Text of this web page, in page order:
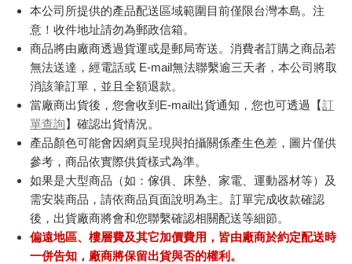
本公司所提供的產品配送區域範圍目前僅限台灣本島。注
意！收件地址請勿為郵政信箱。
商品將由廠商透過貨運或是郵局寄送。消費者訂購之商品若
無法送達，經電話或 E-mail無法聯繫逾三天者，本公司將取
消該筆訂單，並且全額退款。
當廠商出貨後，您會收到E-mail出貨通知，您也可透過【訂
單查詢 】確認出貨情況。
產品顏色可能會因網頁呈現與拍攝關係產生色差，圖片僅供
參考，商品依實際供貨樣式為準。
如果是大型商品（如：傢俱、床墊、家電、運動器材等）及
需安裝商品，請依商品頁面說明為主。訂單完成收款確認
後，出貨廠商將會和您聯繫確認相關配送等細節。
偏遠地區、樓層費及其它加價費用，皆由廠商於約定配送時
一併告知，廠商將保留出貨與否的權利。